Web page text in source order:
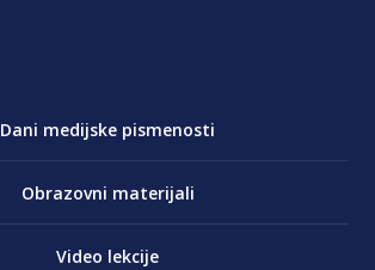
Dani medijske pismenosti
Obrazovni materijali
Video lekcije